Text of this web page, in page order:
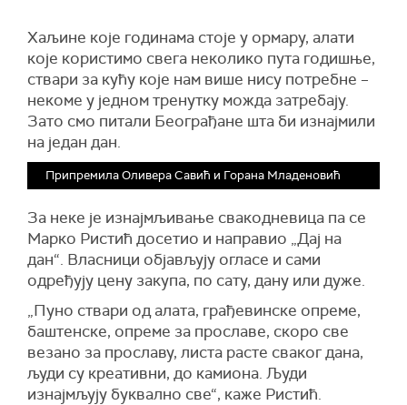
Хаљине које годинама стоје у ормару, алати
које користимо свега неколико пута годишње,
ствари за кућу које нам више нису потребне –
некоме у једном тренутку можда затребају.
Зато смо питали Београђане шта би изнајмили
на један дан.
Припремила Оливера Савић и Горана Младеновић
За неке је изнајмљивање свакодневица па се
Марко Ристић досетио и направио „Дај на
дан“. Власници објављују огласе и сами
одређују цену закупа, по сату, дану или дуже.
„Пуно ствари од алата, грађевинске опреме,
баштенске, опреме за прославе, скоро све
везано за прославу, листа расте сваког дана,
људи су креативни, до камиона. Људи
изнајмљују буквално све“, каже Ристић.